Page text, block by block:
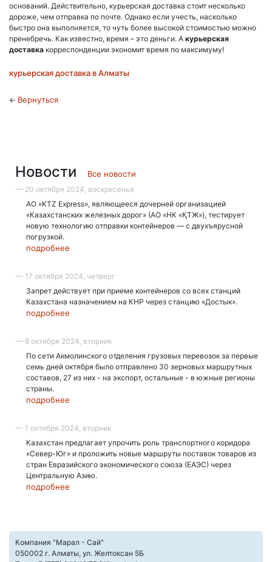
Новости Все новости
— 20 октября 2024, воскресенье
АО «KTZ Express», являющееся дочерней организацией
«Казахстанских железных дорог» (АО «НК «ҚТЖ»), тестирует
новую технологию отправки контейнеров — с двухъярусной
погрузкой.
подробнее
— 17 октября 2024, четверг
Запрет действует при приеме контейнеров со всех станций
Казахстана назначением на КНР через станцию «Достык».
подробнее
— 8 октября 2024, вторник
По сети Акмолинского отделения грузовых перевозок за первые
семь дней октября было отправлено 30 зерновых маршрутных
составов, 27 из них - на экспорт, остальные - в южные регионы
страны.
подробнее
— 1 октября 2024, вторник
Казахстан предлагает упрочить роль транспортного коридора
«Север-Юг» и проложить новые маршруты поставок товаров из
стран Евразийского экономического союза (ЕАЭС) через
Центральную Азию.
подробнее
оснований. Действительно, курьерская доставка стоит несколько
дороже, чем отправка по почте. Однако если учесть, насколько
быстро она выполняется, то чуть более высокой стоимостью можно
пренебречь. Как известно, время – это деньги. А курьерская
доставка корреспонденции экономит время по максимуму!
курьерская доставка в Алматы
← Вернуться
Компания "Марал - Сай"
050002 г. Алматы, ул. Желтоксан 5Б